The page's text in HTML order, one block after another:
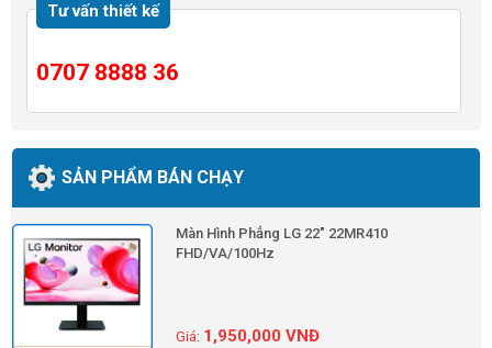
Tư vấn thiết kế
0707 8888 36
SẢN PHẨM BÁN CHẠY
Màn Hình Phẳng LG 22" 22MR410
FHD/VA/100Hz
1,950,000VNĐ